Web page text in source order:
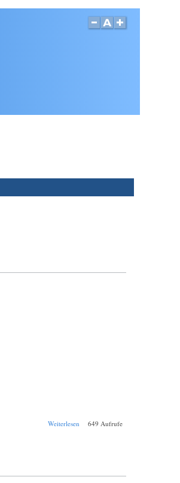
Weiterlesen über Schul-
649 Aufrufe